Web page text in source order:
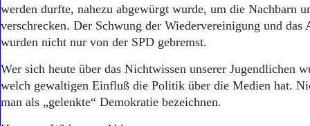
werden durfte, nahezu abgewürgt wurde, um die Nachbarn
verschrecken. Der Schwung der Wiedervereinigung und das
wurden nicht nur von der SPD gebremst.
Wer sich heute über das Nichtwissen unserer Jugendlichen
welch gewaltigen Einfluß die Politik über die Medien hat.
man als „gelenkte“ Demokratie bezeichnen.